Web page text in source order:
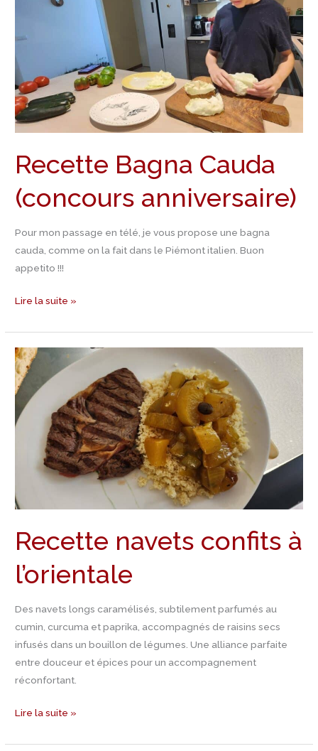
Recette Bagna Cauda
(concours anniversaire)
Pour mon passage en télé, je vous propose une bagna
cauda, comme on la fait dans le Piémont italien. Buon
appetito !!!
(concours
Lire la suite »
Recette navets confits à
l’orientale
Des navets longs caramélisés, subtilement parfumés au
cumin, curcuma et paprika, accompagnés de raisins secs
infusés dans un bouillon de légumes. Une alliance parfaite
entre douceur et épices pour un accompagnement
réconfortant.
Recette
navets
confits
l’orientale
Lire la suite »